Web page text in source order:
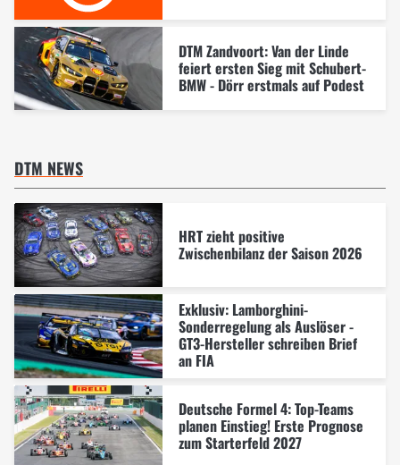
DTM Zandvoort: Van der Linde
feiert ersten Sieg mit Schubert-
BMW - Dörr erstmals auf Podest
DTM NEWS
HRT zieht positive
Zwischenbilanz der Saison 2026
Exklusiv: Lamborghini-
Sonderregelung als Auslöser -
GT3-Hersteller schreiben Brief
an FIA
Deutsche Formel 4: Top-Teams
planen Einstieg! Erste Prognose
zum Starterfeld 2027